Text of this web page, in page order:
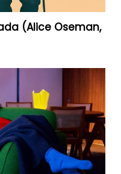
(Alice Oseman,